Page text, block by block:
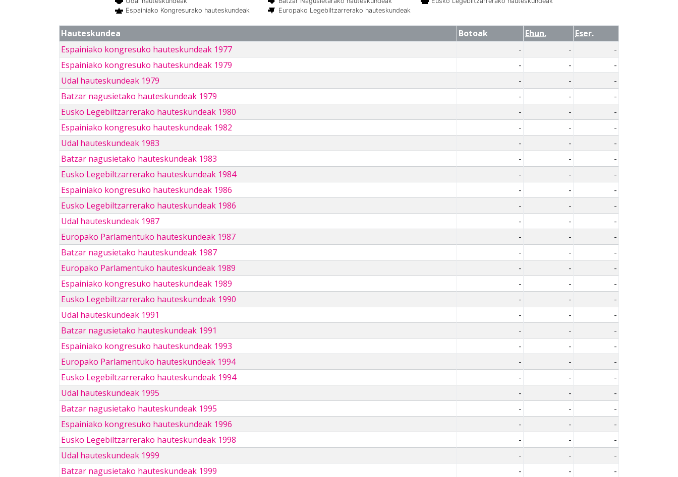
Espainiako Kongresurako hauteskundeak
Europako Legebiltzarrerako hauteskundeak
Hauteskundea Botoak Ehun.
Eser.
Espainiako kongresuko hauteskundeak 1977
- -
-
Espainiako kongresuko hauteskundeak 1979
- -
-
Udal hauteskundeak 1979
- -
-
Batzar nagusietako hauteskundeak 1979
- -
-
Eusko Legebiltzarrerako hauteskundeak 1980
- -
-
Espainiako kongresuko hauteskundeak 1982
- -
-
Udal hauteskundeak 1983
- -
-
Batzar nagusietako hauteskundeak 1983
- -
-
Eusko Legebiltzarrerako hauteskundeak 1984
- -
-
Espainiako kongresuko hauteskundeak 1986
- -
-
Eusko Legebiltzarrerako hauteskundeak 1986
- -
-
Udal hauteskundeak 1987
- -
-
Europako Parlamentuko hauteskundeak 1987
- -
-
Batzar nagusietako hauteskundeak 1987
- -
-
Europako Parlamentuko hauteskundeak 1989
- -
-
Espainiako kongresuko hauteskundeak 1989
- -
-
Eusko Legebiltzarrerako hauteskundeak 1990
- -
-
Udal hauteskundeak 1991
- -
-
Batzar nagusietako hauteskundeak 1991
- -
-
Espainiako kongresuko hauteskundeak 1993
- -
-
Europako Parlamentuko hauteskundeak 1994
- -
-
Eusko Legebiltzarrerako hauteskundeak 1994
- -
-
Udal hauteskundeak 1995
- -
-
Batzar nagusietako hauteskundeak 1995
- -
-
Espainiako kongresuko hauteskundeak 1996
- -
-
Eusko Legebiltzarrerako hauteskundeak 1998
- -
-
Udal hauteskundeak 1999
- -
-
Batzar nagusietako hauteskundeak 1999
- -
-